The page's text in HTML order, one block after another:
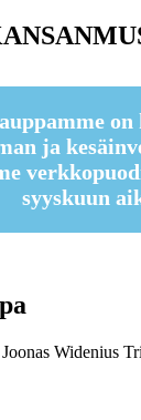
ja
syyskuun
Widenius